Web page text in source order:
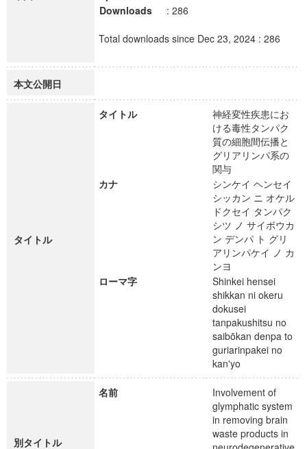
Downloads
: 286
Total downloads since Dec 23, 2024 : 286
本文公開日
タイトル
タイトル
神経変性疾患にお
ける毒性タンパク
質の細胞間伝播と
グリアリンパ系の
関与
カナ
シンケイ ヘンセイ
シッカン ニ オケル
ドクセイ タンパク
シツ ノ サイボウカ
ン デンパ ト グリ
アリンパケイ ノ カ
ンヨ
ローマ字
Shinkei hensei
shikkan ni okeru
dokusei
tanpakushitsu no
saibōkan denpa to
guriarinpakei no
kan'yo
別タイトル
名前
Involvement of
glymphatic system
in removing brain
waste products in